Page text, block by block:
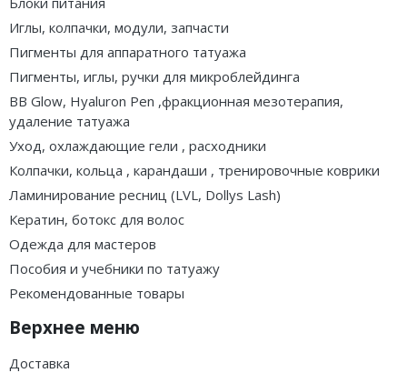
Иглы, колпачки, модули, запчасти
Пигменты для аппаратного татуажа
Пигменты, иглы, ручки для микроблейдинга
BB Glow, Hyaluron Pen ,фракционная мезотерапия,
удаление татуажа
Уход, охлаждающие гели , расходники
Колпачки, кольца , карандаши , тренировочные коврики
Ламинирование ресниц (LVL, Dollys Lash)
Кератин, ботокс для волос
Одежда для мастеров
Пособия и учебники по татуажу
Рекомендованные товары
Верхнее меню
Доставка